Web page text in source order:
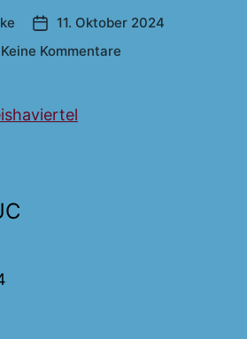
Veröffentlichungsdatum
11. Oktober 2024
Keine Kommentare